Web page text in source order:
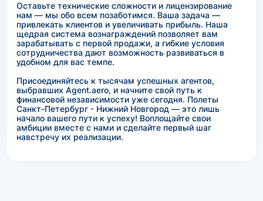
Оставьте технические сложности и лицензирование
нам — мы обо всем позаботимся. Ваша задача —
привлекать клиентов и увеличивать прибыль. Наша
щедрая система вознаграждений позволяет вам
зарабатывать с первой продажи, а гибкие условия
сотрудничества дают возможность развиваться в
удобном для вас темпе.
Присоединяйтесь к тысячам успешных агентов,
выбравших Agent.aero, и начните свой путь к
финансовой независимости уже сегодня. Полеты
Санкт-Петербург - Нижний Новгород — это лишь
начало вашего пути к успеху! Воплощайте свои
амбиции вместе с нами и сделайте первый шаг
навстречу их реализации.